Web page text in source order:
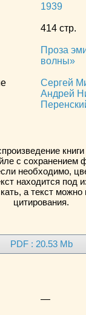
1939
414 стр.
Проза
волны»
Сергей
Андрей
с сохранением
необходимо,
находится под
а текст можно
цитирования.
PDF : 20.53 Mb
—